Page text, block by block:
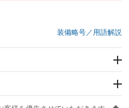
装備略号／用語解説